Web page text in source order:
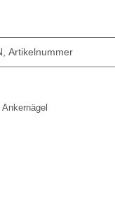
Ankernägel